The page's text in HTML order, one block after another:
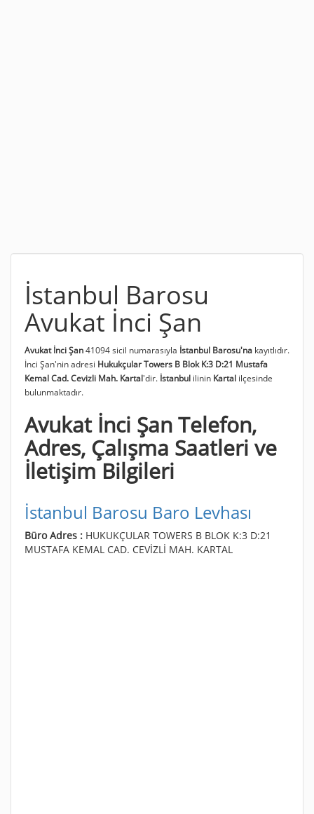
İstanbul Barosu
Avukat İnci Şan
Avukat İnci Şan41094 sicil numarasıyla İstanbul Barosu'na kayıtlıdır.
İnci Şan'nin adresi Hukukçular Towers B Blok K:3 D:21 Mustafa
Kemal Cad. Cevizli Mah. Kartal'dir. İstanbul ilinin Kartal ilçesinde
bulunmaktadır.
Avukat İnci Şan Telefon,
Adres, Çalışma Saatleri ve
İletişim Bilgileri
İstanbul Barosu Baro Levhası
Büro Adres : HUKUKÇULAR TOWERS B BLOK K:3 D:21
MUSTAFA KEMAL CAD. CEVİZLİ MAH. KARTAL